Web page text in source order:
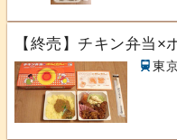
【終売】チキン弁当×
東